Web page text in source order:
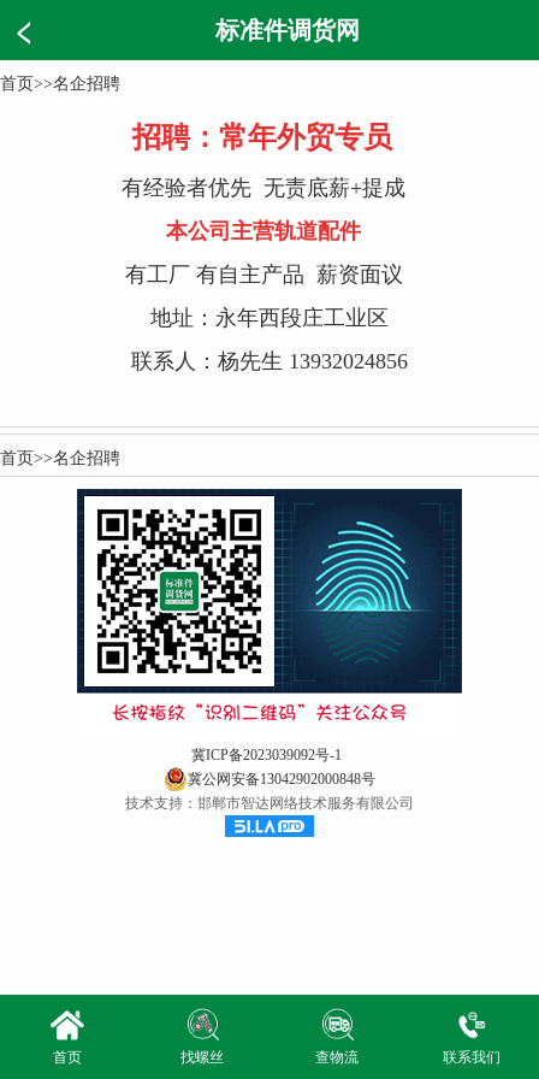
标准件调货网
首页>>名企招聘
招聘：常年外贸专员
有经验者优先 无责底薪+提成
本公司主营轨道配件
有工厂 有自主产品 薪资面议
地址：永年西段庄工业区
联系人：杨先生 13932024856
首页>>名企招聘
冀ICP备2023039092号-1
冀公网安备13042902000848号
技术支持：邯郸市智达网络技术服务有限公司
首页 找螺丝 查物流 联系我们